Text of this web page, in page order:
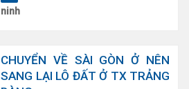
ninh
CHUYỂN VỀ SÀI GÒN Ở NÊN
SANG LẠI LÔ ĐẤT Ở TX TRẢNG